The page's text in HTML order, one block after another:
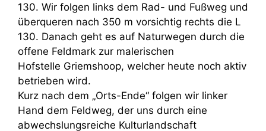
130. Wir folgen links dem Rad- und Fußweg und
überqueren nach 350 m vorsichtig rechts die L
130. Danach geht es auf Naturwegen durch die
offene Feldmark zur malerischen
Hofstelle Griemshoop, welcher heute noch aktiv
betrieben wird.
Kurz nach dem „Orts-Ende“ folgen wir linker
Hand dem Feldweg, der uns durch eine
abwechslungsreiche Kulturlandschaft